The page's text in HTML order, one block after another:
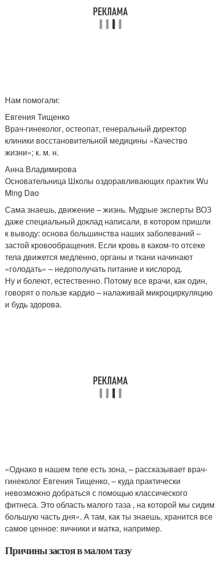
Нам помогали:
Евгения Тищенко
Врач-гинеколог, остеопат, генеральный директор
клиники восстановительной медицины «Качество
жизни»; к. м. н.
Анна Владимирова
Основательница Школы оздоравливающих практик Wu
Ming Dao
Сама знаешь, движение – жизнь. Мудрые эксперты ВОЗ
даже специальный доклад написали, в котором пришли
к выводу: основа большинства наших заболеваний –
застой кровообращения. Если кровь в каком-то отсеке
тела движется медленно, органы и ткани начинают
«голодать» – недополучать питание и кислород.
Ну и болеют, естественно. Потому все врачи, как один,
говорят о пользе кардио – налаживай микроциркуляцию
и будь здорова.
«Однако в нашем теле есть зона, – рассказывает врач-
гинеколог Евгения Тищенко, – куда практически
невозможно добраться с помощью классического
фитнеса. Это область малого таза , на которой мы сидим
большую часть дня». А там, как ты знаешь, хранится все
самое ценное: яичники и матка, например.
Причины застоя в малом тазу